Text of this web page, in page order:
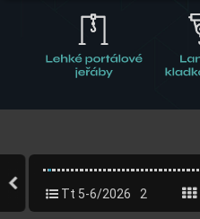
Tt 5-6/2026 2